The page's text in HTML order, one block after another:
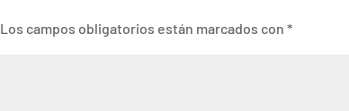
Los campos obligatorios están marcados con*